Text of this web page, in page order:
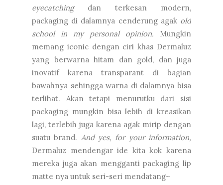
eyecatchingdan terkesan modern,
packaging di dalamnya cenderung agak old
school
in my personal opinion. Mungkin
memang iconic dengan ciri khas Dermaluz
yang berwarna hitam dan gold, dan juga
inovatif karena transparant di bagian
bawahnya sehingga warna di dalamnya bisa
terlihat. Akan tetapi menurutku dari sisi
packaging mungkin bisa lebih di kreasikan
lagi, terlebih juga karena agak mirip dengan
suatu brand. And yes, for your information,
Dermaluz mendengar ide kita kok karena
mereka juga akan mengganti packaging lip
matte nya untuk seri-seri mendatang~